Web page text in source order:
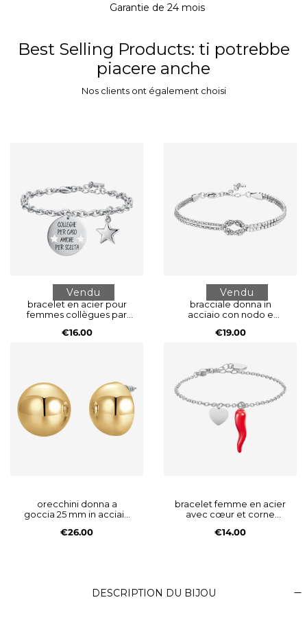
Garantie de 24 mois
Best Selling Products: ti potrebbe
piacere anche
Nos clients ont également choisi
Vendu
bracelet en acier pour
femmes collègues par
€16.00
Vendu
bracciale donna in
acciaio con nodo e
€19.00
orecchini donna a
goccia 25 mm in acciaio
€26.00
bracelet femme en acier
avec cœur et corne
€14.00
DESCRIPTION DU BIJOU